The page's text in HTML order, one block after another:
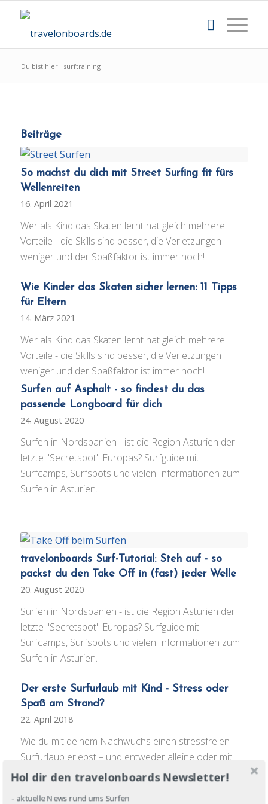
Du bist hier: surftraining
Beiträge
So machst du dich mit Street Surfing fit fürs
Wellenreiten
16. April 2021
Wer als Kind das Skaten lernt hat gleich mehrere
Vorteile - die Skills sind besser, die Verletzungen
weniger und der Spaßfaktor ist immer hoch!
Wie Kinder das Skaten sicher lernen: 11 Tipps
für Eltern
14. März 2021
Wer als Kind das Skaten lernt hat gleich mehrere
Vorteile - die Skills sind besser, die Verletzungen
weniger und der Spaßfaktor ist immer hoch!
Surfen auf Asphalt - so findest du das
passende Longboard für dich
24. August 2020
Surfen in Nordspanien - ist die Region Asturien der
letzte "Secretspot" Europas? Surfguide mit
Surfcamps, Surfspots und vielen Informationen zum
Surfen in Asturien.
travelonboards Surf-Tutorial: Steh auf - so
packst du den Take Off in (fast) jeder Welle
20. August 2020
Surfen in Nordspanien - ist die Region Asturien der
letzte "Secretspot" Europas? Surfguide mit
Surfcamps, Surfspots und vielen Informationen zum
Surfen in Asturien.
Der erste Surfurlaub mit Kind - Stress oder
Spaß am Strand?
22. April 2018
Wie du mit deinem Nachwuchs einen stressfreien
Surfurlaub erlebst – und entweder alleine oder mit
Familie einen Surfkurs machen kannst.
Hol dir den travelonboards Newsletter!
- aktuelle News rund ums Surfen